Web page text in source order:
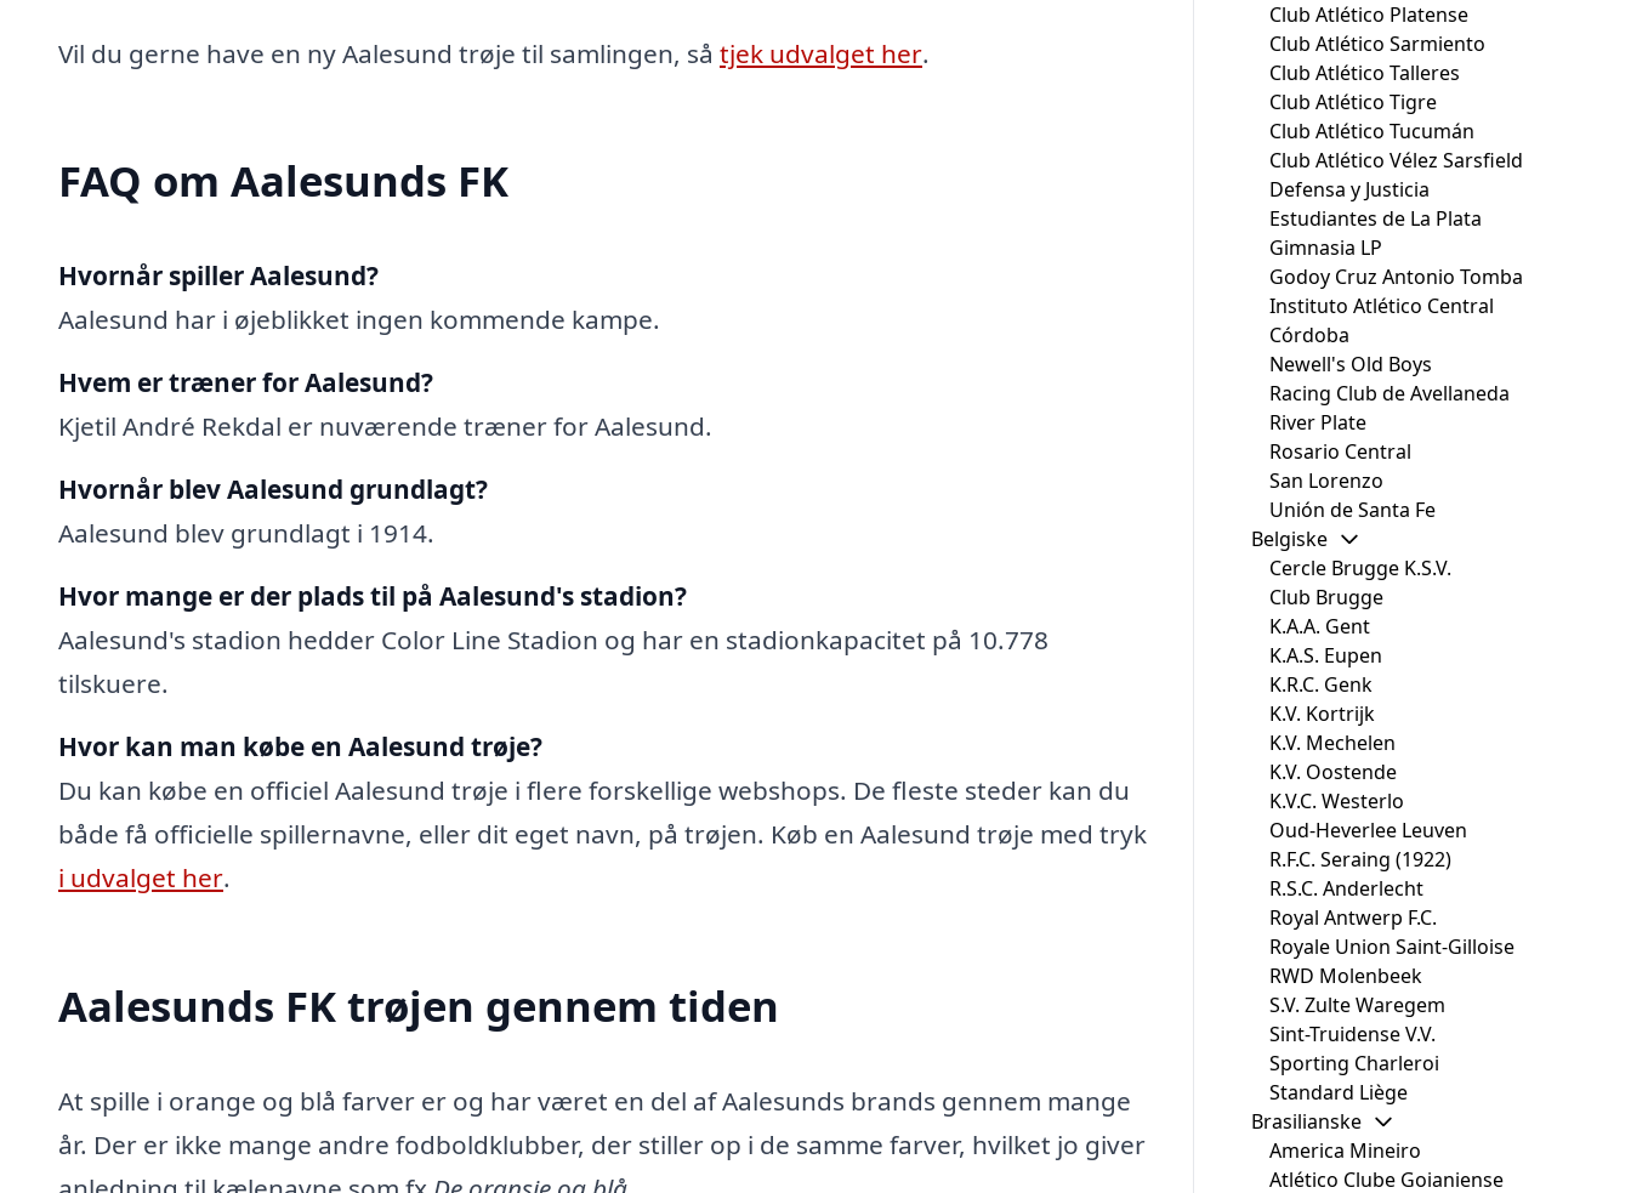
Vil du gerne have en ny Aalesund trøje til samlingen, så tjek udvalget her.
FAQ om Aalesunds FK
Hvornår spiller Aalesund?
Aalesund har i øjeblikket ingen kommende kampe.
Hvem er træner for Aalesund?
Kjetil André Rekdal er nuværende træner for Aalesund.
Hvornår blev Aalesund grundlagt?
Aalesund blev grundlagt i 1914.
Hvor mange er der plads til på Aalesund's stadion?
Aalesund's stadion hedder Color Line Stadion og har en stadionkapacitet på 10.778
tilskuere.
Hvor kan man købe en Aalesund trøje?
Du kan købe en officiel Aalesund trøje i flere forskellige webshops. De fleste steder kan du
både få officielle spillernavne, eller dit eget navn, på trøjen. Køb en Aalesund trøje med tryk
i udvalget her.
Aalesunds FK trøjen gennem tiden
At spille i orange og blå farver er og har været en del af Aalesunds brands gennem mange
år. Der er ikke mange andre fodboldklubber, der stiller op i de samme farver, hvilket jo giver
Club Atlético Platense
Club Atlético Sarmiento
Club Atlético Talleres
Club Atlético Tigre
Club Atlético Tucumán
Club Atlético Vélez Sarsfield
Defensa y Justicia
Estudiantes de La Plata
Gimnasia LP
Godoy Cruz Antonio Tomba
Instituto Atlético Central
Córdoba
Newell's Old Boys
Racing Club de Avellaneda
River Plate
Rosario Central
San Lorenzo
Unión de Santa Fe
Belgiske
Cercle Brugge K.S.V.
Club Brugge
K.A.A. Gent
K.A.S. Eupen
K.R.C. Genk
K.V. Kortrijk
K.V. Mechelen
K.V. Oostende
K.V.C. Westerlo
Oud-Heverlee Leuven
R.F.C. Seraing (1922)
R.S.C. Anderlecht
Royal Antwerp F.C.
Royale Union Saint-Gilloise
RWD Molenbeek
S.V. Zulte Waregem
Sint-Truidense V.V.
Sporting Charleroi
Standard Liège
Brasilianske
America Mineiro
Atlético Clube Goianiense